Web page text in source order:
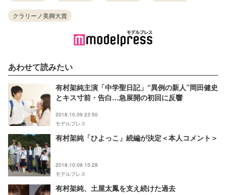
クラリーノ美脚大賞
あわせて読みたい
有村架純主演「中学聖日記」“異例の新人”岡田健史
とキス寸前・告白…急展開の初回に反響
2018.10.09 23:50
モデルプレス
有村架純「ひよっこ」続編が決定＜本人コメント＞
2018.10.09 15:28
モデルプレス
有村架純、土屋太鳳を支え続けた過去